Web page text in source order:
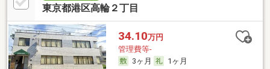
東京都港区高輪２丁目
34.10万円
管理費等-
3ヶ月
1ヶ月